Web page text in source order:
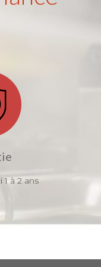
à 2 ans